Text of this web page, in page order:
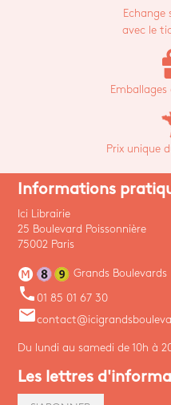
Echange
avec le
Prix unique
Informations
Ici Librairie
25 Boulevard Poissonnière
75002 Paris
Grands Boulevards
phone 01 85 01 67 30
email
Du lundi au samedi de 10h à
Les lettres